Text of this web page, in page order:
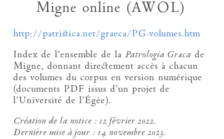
Migne online (AWOL)
http://patristica.net/graeca/PG-volumes.htm
Index de l’ensemble de la Patrologia Græca de
Migne, donnant directement accès à chacun
des volumes du corpus en version numérique
(documents PDF issus d’un projet de
l’Université de l’Égée).
Création de la notice :12 février 2022.
Dernière mise à jour :14 novembre 2023.